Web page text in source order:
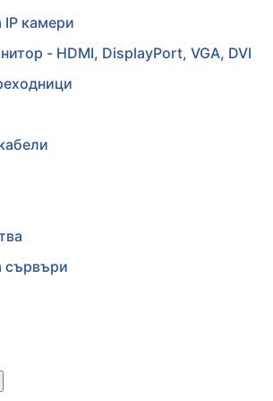
IP камери
- HDMI, DisplayPort, VGA, DVI
сървъри